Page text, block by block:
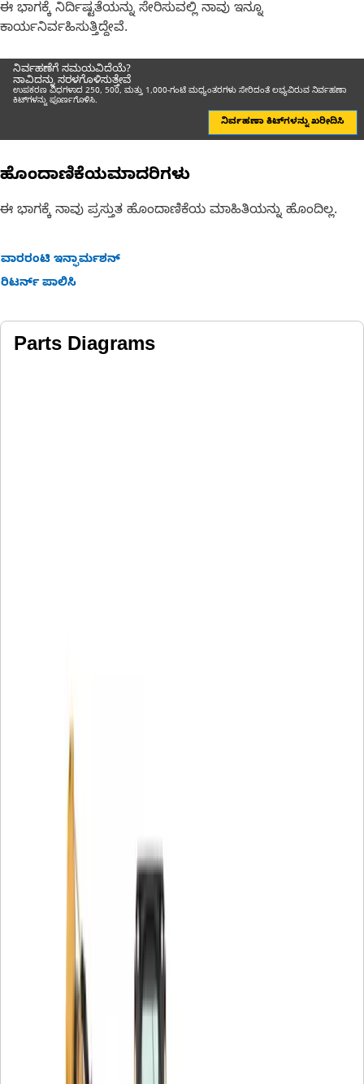
ಈ ಭಾಗಕ್ಕೆ ನಿರ್ದಿಷ್ಟತೆಯನ್ನು ಸೇರಿಸುವಲ್ಲಿ ನಾವು ಇನ್ನೂ
ಕಾರ್ಯನಿರ್ವಹಿಸುತ್ತಿದ್ದೇವೆ.
ನಿರ್ವಹಣೆಗೆ ಸಮಯವಿದೆಯೆ?
ನಾವಿದನ್ನು ಸರಳಗೊಳಿಸುತ್ತೇವೆ
ಉಪಕರಣ ವಿಧಗಳಾದ 250, 500, ಮತ್ತು 1,000-ಗಂಟೆ ಮಧ್ಯಂತರಗಳು ಸೇರಿದಂತೆ ಲಭ್ಯವಿರುವ ನಿರ್ವಹಣಾ
ಕಿಟ್‌ಗಳನ್ನು ಪೂರ್ಣಗೊಳಿಸಿ.
ನಿರ್ವಹಣಾ ಕಿಟ್‌ಗಳನ್ನು ಖರೀದಿಸಿ
ಹೊಂದಾಣಿಕೆಯಮಾದರಿಗಳು
ಈ ಭಾಗಕ್ಕೆ ನಾವು ಪ್ರಸ್ತುತ ಹೊಂದಾಣಿಕೆಯ ಮಾಹಿತಿಯನ್ನು ಹೊಂದಿಲ್ಲ.
ವಾರರಂಟಿ ಇನ್ಫಾರ್ಮಶನ್
ರಿಟರ್ನ್ ಪಾಲಿಸಿ
Parts Diagrams